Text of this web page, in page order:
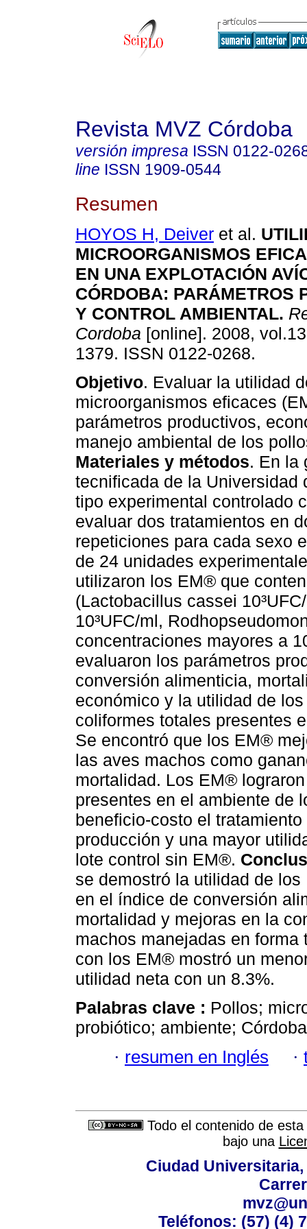
Revista MVZ Córdoba
versión impresa ISSN 0122-
line ISSN 1909-0544
Resumen
HOYOS H, Deiver et al.
MICROORGANISMOS
EN UNA EXPLOTACIÓN
CÓRDOBA: PARÁMETROS
Y CONTROL AMBIENTAL.
Cordoba [online]. 2008,
1379. ISSN 0122-0268.
Objetivo. Evaluar la utilidad
microorganismos eficaces
parámetros productivos,
manejo ambiental de los
Materiales y métodos. En la
tecnificada de la Universidad
tipo experimental controlado
evaluar dos tratamientos en
repeticiones para cada sexo
de 24 unidades
utilizaron los EM® que
(Lactobacillus cassei
10³UFC/ml,
concentraciones mayores a
evaluaron los parámetros
conversión alimenticia,
económico y la utilidad de
coliformes totales presentes
Se encontró que los EM®
las aves machos como
mortalidad. Los EM®
presentes en el ambiente de
beneficio-costo el
producción y una mayor
lote control sin EM®.
se demostró la utilidad de
en el índice de conversión
mortalidad y mejoras en la
machos manejadas en
con los EM® mostró un
utilidad neta con un 8.3%.
Palabras clave : Pollos;
probiótico; ambiente;
· resumen en Inglés ·
Todo el contenido de
bajo una
Ciudad
Teléfonos: (57) (4)